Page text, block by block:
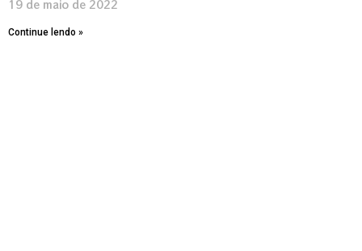
19 de maio de 2022
Continue lendo »